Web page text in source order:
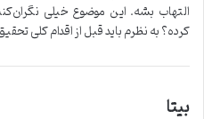
التهاب بشه. این موضوع خیلی
کرده؟ به نظرم باید قبل از اقدام کلی
بیتا